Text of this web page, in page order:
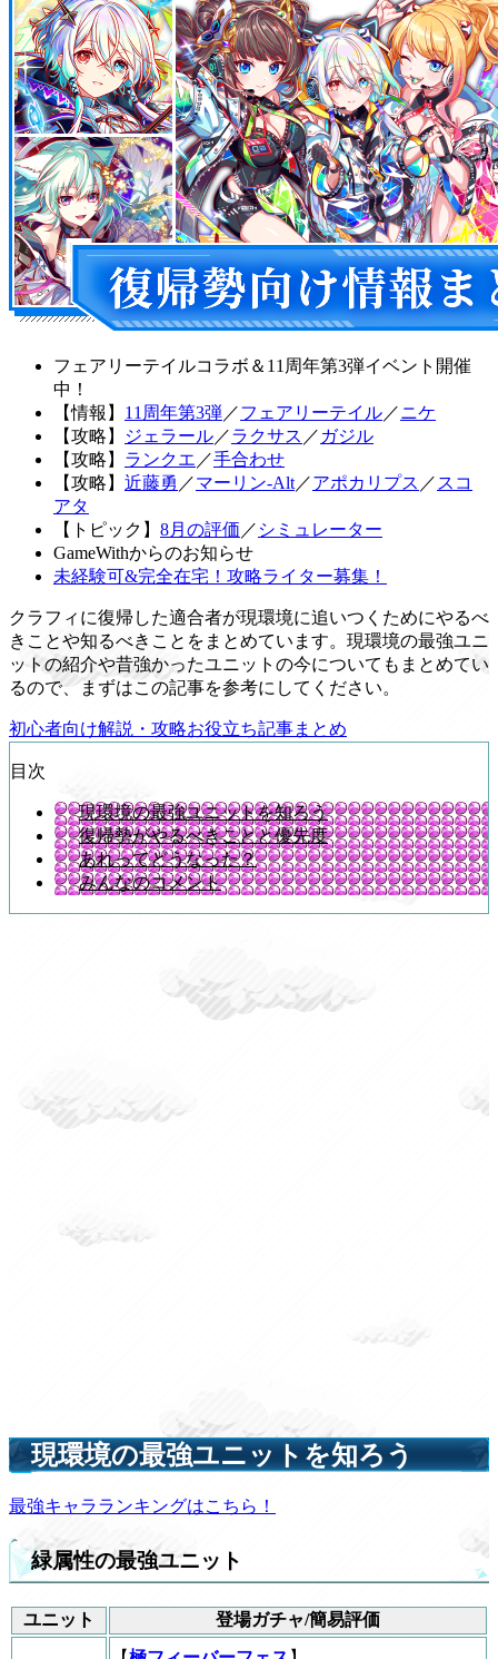
フェアリーテイルコラボ＆11周年第3弾イベント開催
中！
【情報】 11周年第3弾／フェアリーテイル／ニケ
【攻略】
ジェラール／ラクサス ／ ガジル
【攻略】 ランクエ ／手合わせ
【攻略】 近藤勇 ／マーリン-Alt／アポカリプス ／ スコ
アタ
【トピック】 8月の評価 ／ シミュレーター
GameWithからのお知らせ
未経験可&完全在宅！攻略ライター募集！
クラフィに復帰した適合者が現環境に追いつくためにやるべ
きことや知るべきことをまとめています。現環境の最強ユニ
ットの紹介や昔強かったユニットの今についてもまとめてい
るので、まずはこの記事を参考にしてください。
初心者向け解説・攻略お役立ち記事まとめ
目次
現環境の最強ユニットを知ろう
復帰勢がやるべきことと優先度
あれってどうなった？
みんなのコメント
現環境の最強ユニットを知ろう
最強キャラランキングはこちら！
緑属性の最強ユニット
ユニット
登場ガチャ/簡易評価